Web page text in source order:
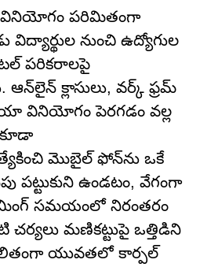
వినియోగం పరిమితంగా
విద్యార్థుల నుంచి ఉద్యోగుల
పరికరాలపై
క్లాసులు, వర్క్ ఫ్రమ్
పెరగడం వల్ల
కూడా
మొబైల్ ఫోన్‌ను ఒకే
పట్టుకుని ఉండటం, వేగంగా
సమయంలో నిరంతరం
చర్యలు మణికట్టుపై ఒత్తిడిని
యువతలో కార్పల్